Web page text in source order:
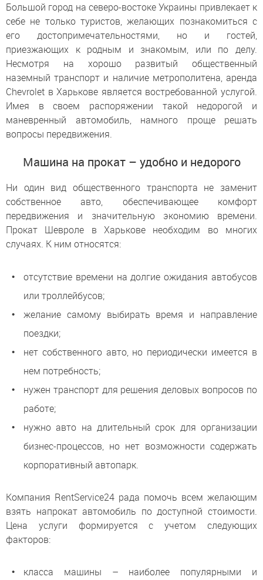
Большой город на северо-востоке Украины привлекает к
себе не только туристов, желающих познакомиться с
его достопримечательностями, но и гостей,
приезжающих к родным и знакомым, или по делу.
Несмотря на хорошо развитый общественный
наземный транспорт и наличие метрополитена, аренда
Chevrolet в Харькове является востребованной услугой.
Имея в своем распоряжении такой недорогой и
маневренный автомобиль, намного проще решать
вопросы передвижения.
Машина на прокат – удобно и недорого
Ни один вид общественного транспорта не заменит
собственное авто, обеспечивающее комфорт
передвижения и значительную экономию времени.
Прокат Шевроле в Харькове необходим во многих
случаях. К ним относятся:
отсутствие времени на долгие ожидания автобусов
или троллейбусов;
желание самому выбирать время и направление
поездки;
нет собственного авто, но периодически имеется в
нем потребность;
нужен транспорт для решения деловых вопросов по
работе;
нужно авто на длительный срок для организации
бизнес-процессов, но нет возможности содержать
корпоративный автопарк.
Компания RentService24 рада помочь всем желающим
взять напрокат автомобиль по доступной стоимости.
Цена услуги формируется с учетом следующих
факторов:
класса машины – наиболее популярными и